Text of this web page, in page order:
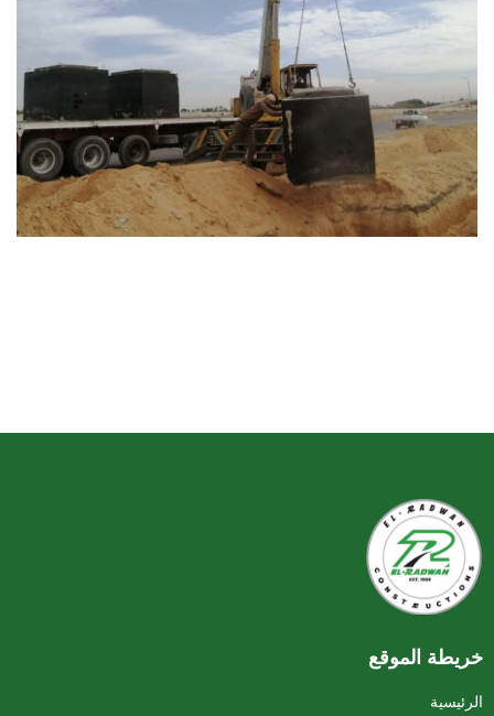
خريطة الموقع
الرئيسية